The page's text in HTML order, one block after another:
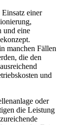
einer
und eine
manchen Fällen
die den
und
oder
die Leistung